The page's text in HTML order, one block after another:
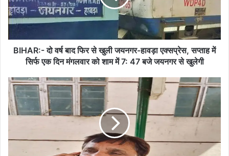
से
खुली
जयनगर-
हावड़ा
एक्सप्रेस,
सिर्फ
एक
दिन
मंगलवार
में
BIHAR:- दो वर्ष बाद फिर से खुली जयनगर-हावड़ा एक्सप्रेस, सप्ताह में
सिर्फ एक दिन मंगलवार को शाम में 7: 47 बजे जयनगर से खुलेगी
BIHAR:-
दो
शिक्षको
के